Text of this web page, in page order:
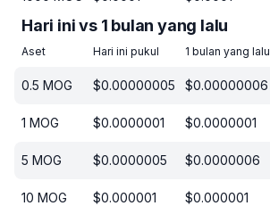
Hari ini vs 1 bulan yang lalu
Aset Hari ini pukul 1 bulan yang lalu
0.5 MOG $0.00000005 $0.00000006
1 MOG $0.0000001 $0.0000001
5 MOG $0.0000005 $0.0000006
10 MOG $0.000001 $0.000001